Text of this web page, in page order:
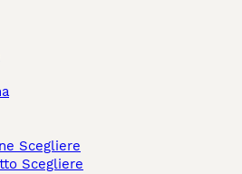
Scegliere
Scegliere